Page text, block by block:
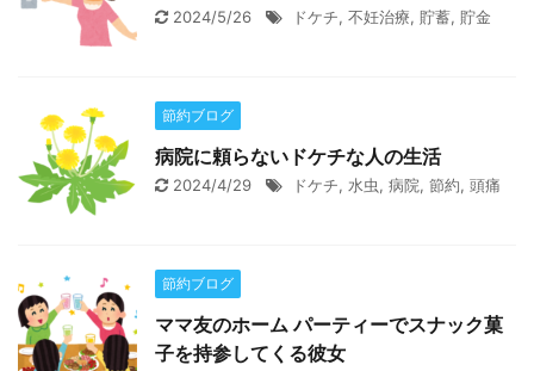
2024/5/26 ドケチ, 不妊治療, 貯蓄, 貯金
節約ブログ
病院に頼らないドケチな人の生活
2024/4/29 ドケチ, 水虫, 病院, 節約, 頭痛
節約ブログ
ママ友のホーム パーティーでスナック菓
子を持参してくる彼女